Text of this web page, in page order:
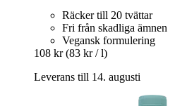
Räcker till 20 tvättar
Fri från skadliga ämnen
Vegansk formulering
108 kr (83 kr / l)
Leverans till 14. augusti